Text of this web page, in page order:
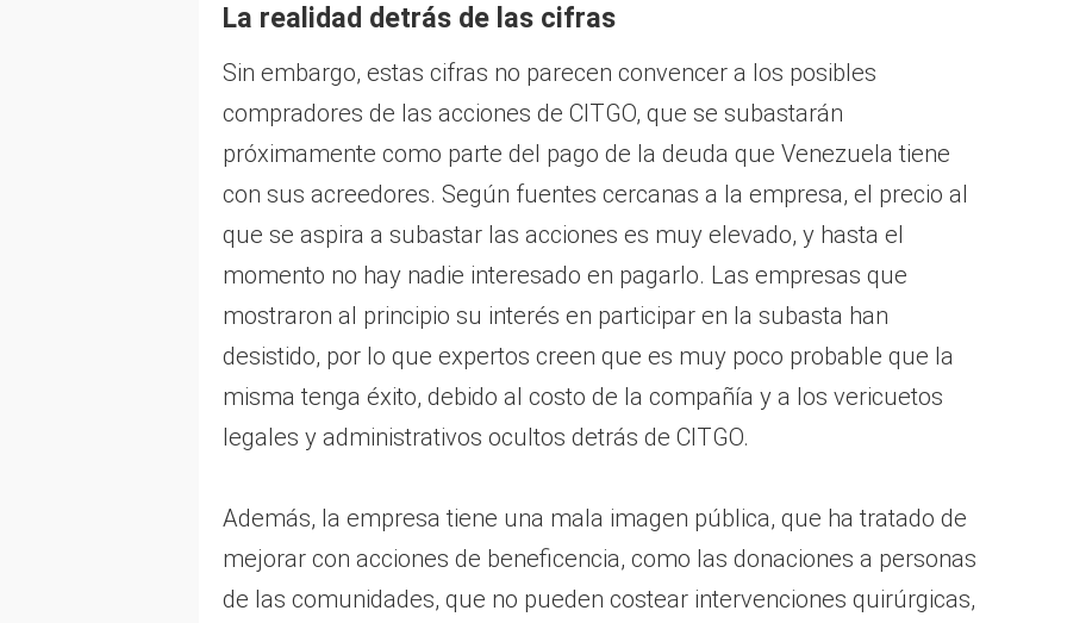
La realidad detrás de las cifras
Sin embargo, estas cifras no parecen convencer a los posibles
compradores de las acciones de CITGO, que se subastarán
próximamente como parte del pago de la deuda que Venezuela tiene
con sus acreedores. Según fuentes cercanas a la empresa, el precio al
que se aspira a subastar las acciones es muy elevado, y hasta el
momento no hay nadie interesado en pagarlo. Las empresas que
mostraron al principio su interés en participar en la subasta han
desistido, por lo que expertos creen que es muy poco probable que la
misma tenga éxito, debido al costo de la compañía y a los vericuetos
legales y administrativos ocultos detrás de CITGO.
Además, la empresa tiene una mala imagen pública, que ha tratado de
mejorar con acciones de beneficencia, como las donaciones a personas
de las comunidades, que no pueden costear intervenciones quirúrgicas,